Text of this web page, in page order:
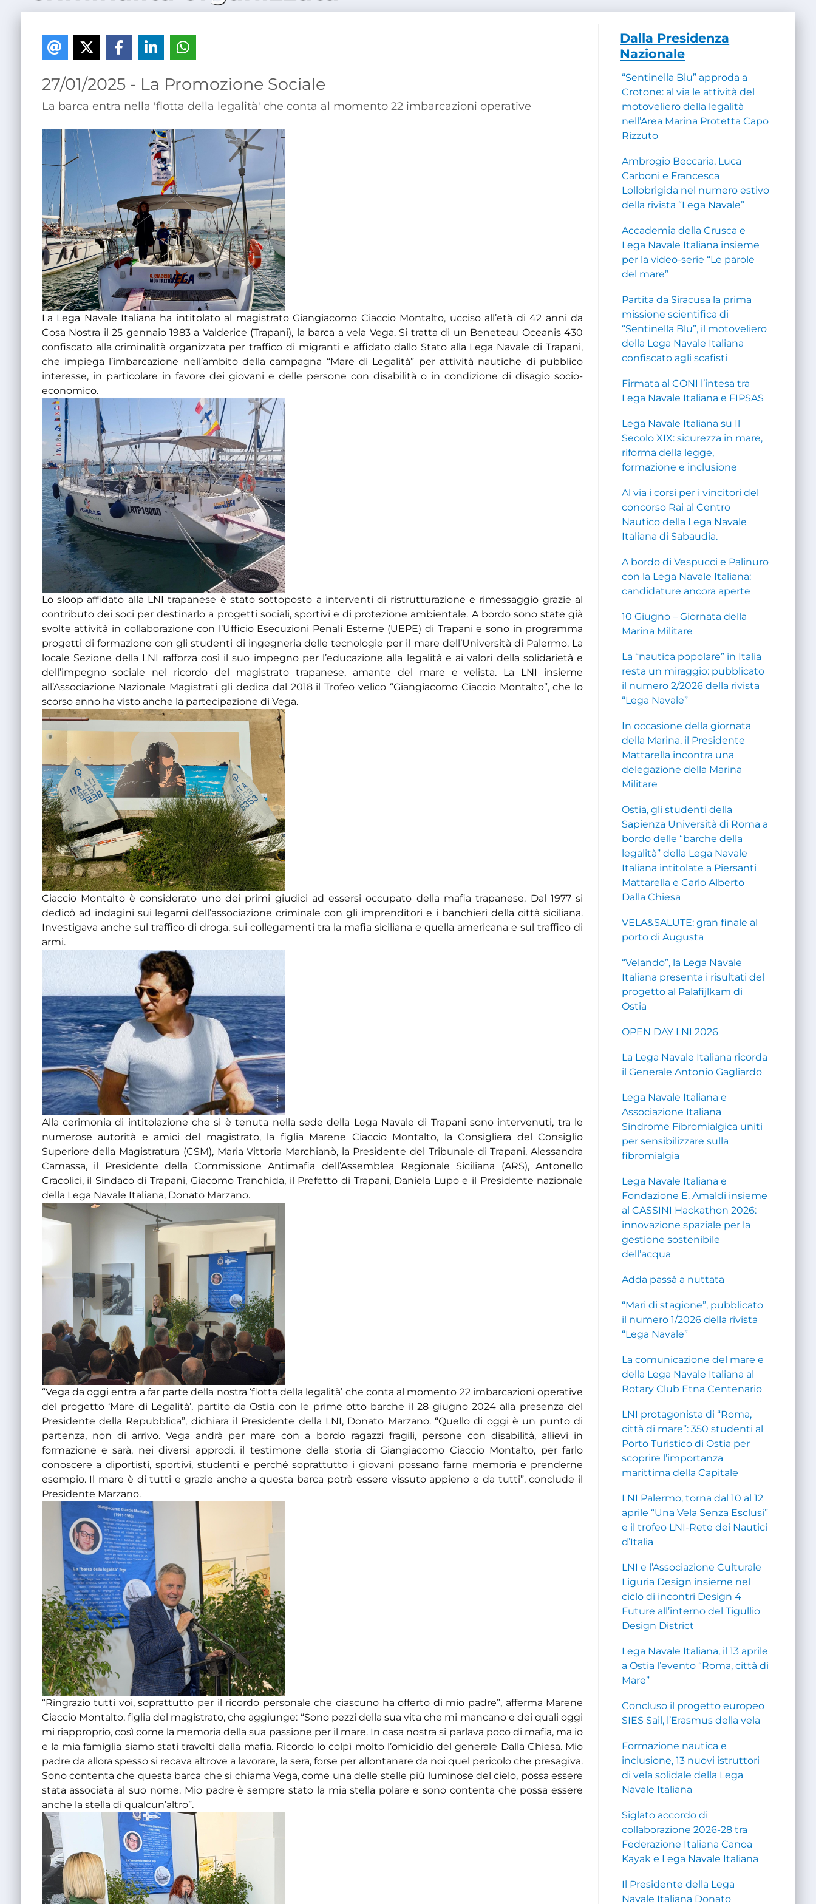
27/01/2025 - La Promozione Sociale
La barca entra nella 'flotta della legalità' che conta al momento 22 imbarcazioni operative
La Lega Navale Italiana ha intitolato al magistrato Giangiacomo Ciaccio Montalto, ucciso all’età di 42 anni da
Cosa Nostra il 25 gennaio 1983 a Valderice (Trapani), la barca a vela Vega. Si tratta di un Beneteau Oceanis 430
confiscato alla criminalità organizzata per traffico di migranti e affidato dallo Stato alla Lega Navale di Trapani,
che impiega l’imbarcazione nell’ambito della campagna “Mare di Legalità” per attività nautiche di pubblico
interesse, in particolare in favore dei giovani e delle persone con disabilità o in condizione di disagio socio-
economico.
Lo sloop affidato alla LNI trapanese è stato sottoposto a interventi di ristrutturazione e rimessaggio grazie al
contributo dei soci per destinarlo a progetti sociali, sportivi e di protezione ambientale. A bordo sono state già
svolte attività in collaborazione con l’Ufficio Esecuzioni Penali Esterne (UEPE) di Trapani e sono in programma
progetti di formazione con gli studenti di ingegneria delle tecnologie per il mare dell’Università di Palermo. La
locale Sezione della LNI rafforza così il suo impegno per l’educazione alla legalità e ai valori della solidarietà e
dell’impegno sociale nel ricordo del magistrato trapanese, amante del mare e velista. La LNI insieme
all’Associazione Nazionale Magistrati gli dedica dal 2018 il Trofeo velico “Giangiacomo Ciaccio Montalto”, che lo
scorso anno ha visto anche la partecipazione di Vega.
Ciaccio Montalto è considerato uno dei primi giudici ad essersi occupato della mafia trapanese. Dal 1977 si
dedicò ad indagini sui legami dell’associazione criminale con gli imprenditori e i banchieri della città siciliana.
Investigava anche sul traffico di droga, sui collegamenti tra la mafia siciliana e quella americana e sul traffico di
armi.
Alla cerimonia di intitolazione che si è tenuta nella sede della Lega Navale di Trapani sono intervenuti, tra le
numerose autorità e amici del magistrato, la figlia Marene Ciaccio Montalto, la Consigliera del Consiglio
Superiore della Magistratura (CSM), Maria Vittoria Marchianò, la Presidente del Tribunale di Trapani, Alessandra
Camassa, il Presidente della Commissione Antimafia dell’Assemblea Regionale Siciliana (ARS), Antonello
Cracolici, il Sindaco di Trapani, Giacomo Tranchida, il Prefetto di Trapani, Daniela Lupo e il Presidente nazionale
della Lega Navale Italiana, Donato Marzano.
“Vega da oggi entra a far parte della nostra ‘flotta della legalità’ che conta al momento 22 imbarcazioni operative
del progetto ‘Mare di Legalità’, partito da Ostia con le prime otto barche il 28 giugno 2024 alla presenza del
Presidente della Repubblica”, dichiara il Presidente della LNI, Donato Marzano. “Quello di oggi è un punto di
partenza, non di arrivo. Vega andrà per mare con a bordo ragazzi fragili, persone con disabilità, allievi in
formazione e sarà, nei diversi approdi, il testimone della storia di Giangiacomo Ciaccio Montalto, per farlo
conoscere a diportisti, sportivi, studenti e perché soprattutto i giovani possano farne memoria e prenderne
esempio. Il mare è di tutti e grazie anche a questa barca potrà essere vissuto appieno e da tutti”, conclude il
Presidente Marzano.
“Ringrazio tutti voi, soprattutto per il ricordo personale che ciascuno ha offerto di mio padre”, afferma Marene
Ciaccio Montalto, figlia del magistrato, che aggiunge: “Sono pezzi della sua vita che mi mancano e dei quali oggi
mi riapproprio, così come la memoria della sua passione per il mare. In casa nostra si parlava poco di mafia, ma io
e la mia famiglia siamo stati travolti dalla mafia. Ricordo lo colpì molto l’omicidio del generale Dalla Chiesa. Mio
padre da allora spesso si recava altrove a lavorare, la sera, forse per allontanare da noi quel pericolo che presagiva.
Sono contenta che questa barca che si chiama Vega, come una delle stelle più luminose del cielo, possa essere
stata associata al suo nome. Mio padre è sempre stato la mia stella polare e sono contenta che possa essere
anche la stella di qualcun’altro”.
Dalla Presidenza
Nazionale
“Sentinella Blu” approda a
Crotone: al via le attività del
motoveliero della legalità
nell’Area Marina Protetta Capo
Rizzuto
Ambrogio Beccaria, Luca
Carboni e Francesca
Lollobrigida nel numero estivo
della rivista “Lega Navale”
Accademia della Crusca e
Lega Navale Italiana insieme
per la video-serie “Le parole
del mare”
Partita da Siracusa la prima
missione scientifica di
“Sentinella Blu”, il motoveliero
della Lega Navale Italiana
confiscato agli scafisti
Firmata al CONI l’intesa tra
Lega Navale Italiana e FIPSAS
Lega Navale Italiana su Il
Secolo XIX: sicurezza in mare,
riforma della legge,
formazione e inclusione
Al via i corsi per i vincitori del
concorso Rai al Centro
Nautico della Lega Navale
Italiana di Sabaudia.
A bordo di Vespucci e Palinuro
con la Lega Navale Italiana:
candidature ancora aperte
10 Giugno – Giornata della
Marina Militare
La “nautica popolare” in Italia
resta un miraggio: pubblicato
il numero 2/2026 della rivista
“Lega Navale”
In occasione della giornata
della Marina, il Presidente
Mattarella incontra una
delegazione della Marina
Militare
Ostia, gli studenti della
Sapienza Università di Roma a
bordo delle “barche della
legalità” della Lega Navale
Italiana intitolate a Piersanti
Mattarella e Carlo Alberto
Dalla Chiesa
VELA&SALUTE: gran finale al
porto di Augusta
“Velando”, la Lega Navale
Italiana presenta i risultati del
progetto al Palafijlkam di
Ostia
OPEN DAY LNI 2026
La Lega Navale Italiana ricorda
il Generale Antonio Gagliardo
Lega Navale Italiana e
Associazione Italiana
Sindrome Fibromialgica uniti
per sensibilizzare sulla
fibromialgia
Lega Navale Italiana e
Fondazione E. Amaldi insieme
al CASSINI Hackathon 2026:
innovazione spaziale per la
gestione sostenibile
dell’acqua
Adda passà a nuttata
“Mari di stagione”, pubblicato
il numero 1/2026 della rivista
“Lega Navale”
La comunicazione del mare e
della Lega Navale Italiana al
Rotary Club Etna Centenario
LNI protagonista di “Roma,
città di mare”: 350 studenti al
Porto Turistico di Ostia per
scoprire l’importanza
marittima della Capitale
LNI Palermo, torna dal 10 al 12
aprile “Una Vela Senza Esclusi”
e il trofeo LNI-Rete dei Nautici
d’Italia
LNI e l’Associazione Culturale
Liguria Design insieme nel
ciclo di incontri Design 4
Future all’interno del Tigullio
Design District
Lega Navale Italiana, il 13 aprile
a Ostia l’evento “Roma, città di
Mare”
Concluso il progetto europeo
SIES Sail, l’Erasmus della vela
Formazione nautica e
inclusione, 13 nuovi istruttori
di vela solidale della Lega
Navale Italiana
Siglato accordo di
collaborazione 2026-28 tra
Federazione Italiana Canoa
Kayak e Lega Navale Italiana
Il Presidente della Lega
Navale Italiana Donato